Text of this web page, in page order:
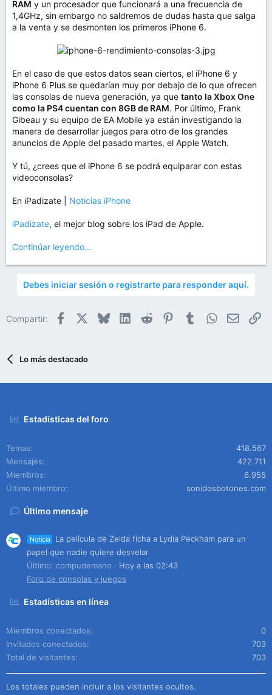
RAM y un procesador que funcionará a una frecuencia de
1,4GHz, sin embargo no saldremos de dudas hasta que salga
a la venta y se desmonten los primeros iPhone 6.
En el caso de que estos datos sean ciertos, el iPhone 6 y
iPhone 6 Plus se quedarían muy por debajo de lo que ofrecen
las consolas de nueva generación, ya que tanto la Xbox One
como la PS4 cuentan con 8GB de RAM. Por último, Frank
Gibeau y su equipo de EA Mobile ya están investigando la
manera de desarrollar juegos para otro de los grandes
anuncios de Apple del pasado martes, el Apple Watch.
Y tú, ¿crees que el iPhone 6 se podrá equiparar con estas
videoconsolas?
En iPadizate | Noticias iPhone
iPadizate, el mejor blog sobre los iPad de Apple.
Continúar leyendo...
Debes iniciar sesión o registrarte para responder aquí.
Compartir: Facebook BlueskyLinkedIn
Reddit PinterestTumblrWhatsApp
Email
Lo más destacado
Estadísticas del foro
Temas
418.567
Mensajes
422.711
Miembros
6.955
Último miembro
sonidosbotones.com
Último mensaje
Noticia
La película de Zelda ficha a Lydia Peckham para un
papel que nadie quiere desvelar
Último: compudemano
Hoy a las 02:43
Foro de consolas y juegos
Estadísticas en línea
Miembros conectados
0
Invitados conectados
703
Total de visitantes
703
Los totales pueden incluir a los visitantes ocultos.